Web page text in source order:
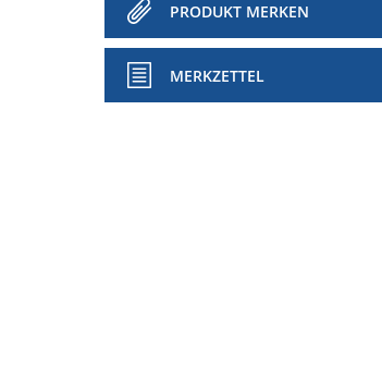
PRODUKT MERKEN
MERKZETTEL